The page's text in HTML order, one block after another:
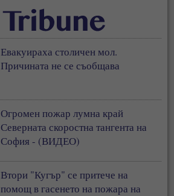
Евакуираха столичен мол.
Причината не се съобщава
Огромен пожар лумна край
Северната скоростна тангента на
София - (ВИДЕО)
Втори "Кугър" се притече на
помощ в гасенето на пожара на